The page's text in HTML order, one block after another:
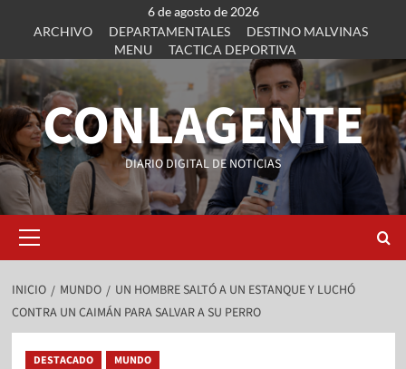
6 de agosto de 2026
ARCHIVO
DEPARTAMENTALES
DESTINO MALVINAS
MENU
TACTICA DEPORTIVA
CONLAGENTE
DIARIO DIGITAL DE NOTICIAS
INICIO MUNDO
UN HOMBRE SALTÓ A UN ESTANQUE Y LUCHÓ
CONTRA UN CAIMÁN PARA SALVAR A SU PERRO
DESTACADO MUNDO